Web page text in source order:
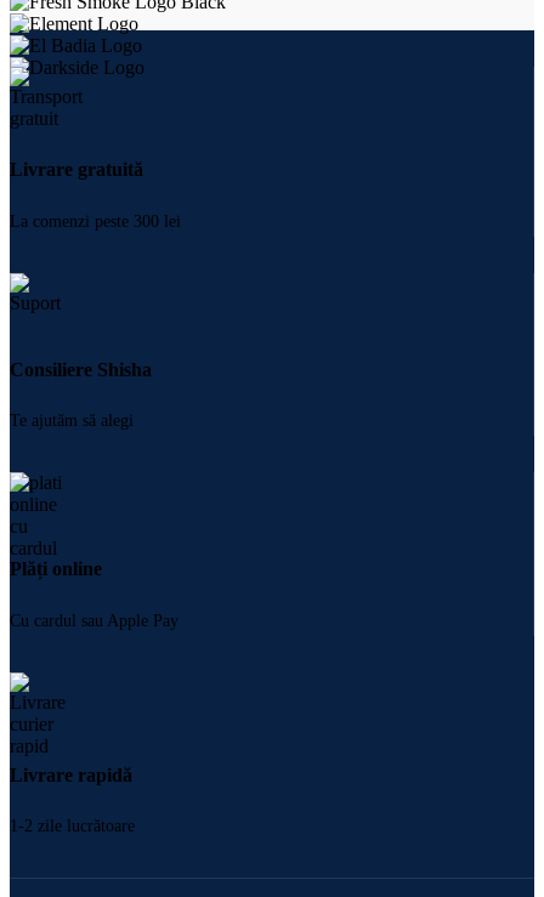
Livrare gratuită
La comenzi peste 300 lei
Consiliere Shisha
Te ajutăm să alegi
Plăți online
Cu cardul sau Apple Pay
Livrare rapidă
1-2 zile lucrătoare